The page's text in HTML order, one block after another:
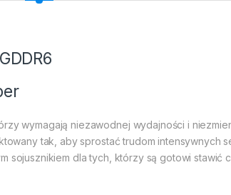
wymagają niezawodnej wydajności i
tak, aby sprostać trudom intensywnych
sojusznikiem dla tych, którzy są gotowi stawić